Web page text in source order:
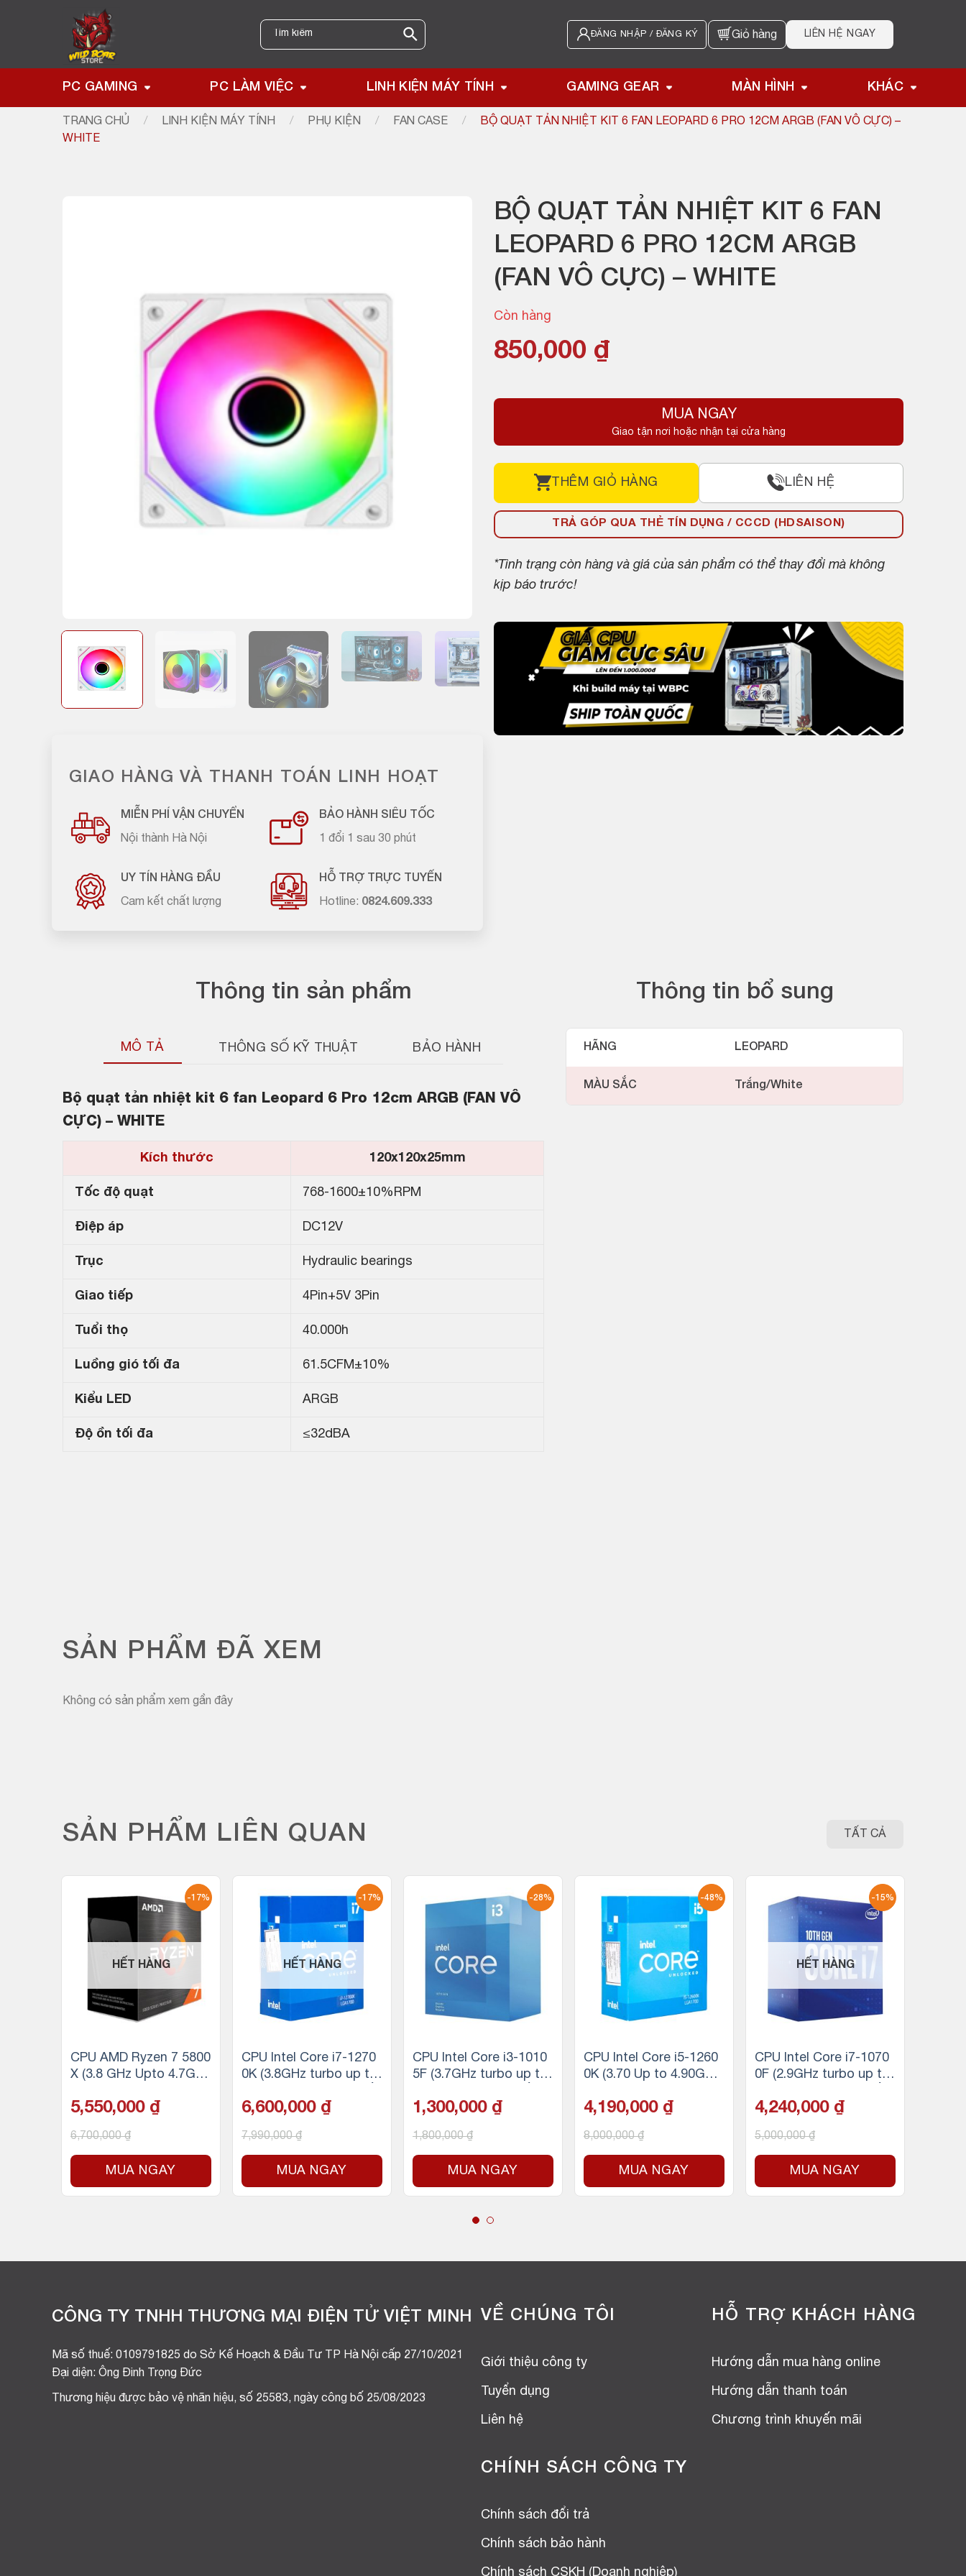
Tìm
kiếm:
ĐĂNG NHẬP / ĐĂNG KÝ Giỏ hàng LIÊN HỆ NGAY
PC GAMING PC LÀM VIỆC LINH KIỆN MÁY TÍNH GAMING GEAR MÀN HÌNH KHÁC
TRANG CHỦ / LINH KIỆN MÁY TÍNH / PHỤ KIỆN / FAN CASE /
BỘ QUẠT TẢN NHIỆT KIT 6 FAN LEOPARD 6 PRO 12CM ARGB (FAN VÔ CỰC) –
WHITE
GIAO HÀNG VÀ THANH TOÁN LINH HOẠT
MIỄN PHÍ VẬN CHUYỂN
Nội thành Hà Nội
BẢO HÀNH SIÊU TỐC
1 đổi 1 sau 30 phút
UY TÍN HÀNG ĐẦU
Cam kết chất lượng
HỖ TRỢ TRỰC TUYẾN
Hotline: 0824.609.333
BỘ QUẠT TẢN NHIỆT KIT 6 FAN
LEOPARD 6 PRO 12CM ARGB
(FAN VÔ CỰC) – WHITE
Còn hàng
850,000 ₫
MUA NGAY
Giao tận nơi hoặc nhận tại cửa hàng
THÊM GIỎ HÀNG LIÊN HỆ
TRẢ GÓP QUA THẺ TÍN DỤNG / CCCD (HDSAISON)
*Tình trạng còn hàng và giá của sản phẩm có thể thay đổi mà không
kịp báo trước!
Thông tin sản phẩm
MÔ TẢ THÔNG SỐ KỸ THUẬT BẢO HÀNH
Bộ quạt tản nhiệt kit 6 fan Leopard 6 Pro 12cm ARGB (FAN VÔ
CỰC) – WHITE
Kích thước 120x120x25mm
Tốc độ quạt 768-1600±10%RPM
Điệp áp DC12V
Trục Hydraulic bearings
Giao tiếp 4Pin+5V 3Pin
Tuổi thọ 40.000h
Luồng gió tối đa 61.5CFM±10%
Kiểu LED ARGB
Độ ồn tối đa ≤32dBA
Thông tin bổ sung
HÃNG LEOPARD
MÀU SẮC Trắng/White
SẢN PHẨM ĐÃ XEM
Không có sản phẩm xem gần đây
SẢN PHẨM LIÊN QUAN TẤT CẢ
-17%
HẾT HÀNG
CPU AMD Ryzen 7 5800
X (3.8 GHz Upto 4.7GHz
reads / 105W / Socket
5,550,000 ₫
6,700,000₫
MUA NGAY
-17%
HẾT HÀNG
CPU Intel Core i7-1270
0K (3.8GHz turbo up to
g, 25MB Cache, 125W)
0/Alder Lake)
6,600,000 ₫
7,990,000₫
MUA NGAY
-28%
CPU Intel Core i3-1010
5F (3.7GHz turbo up to
6MB Cache, 65W)
1,300,000 ₫
1,800,000₫
MUA NGAY
-48%
CPU Intel Core i5-1260
0K (3.70 Up to 4.90GHz
et 1700 | Alder Lake | U
W)
4,190,000 ₫
8,000,000₫
MUA NGAY
-15%
HẾT HÀNG
CPU Intel Core i7-1070
0F (2.9GHz turbo up to
g, 16MB Cache, 65W) –
4,240,000 ₫
5,000,000₫
MUA NGAY
CÔNG TY TNHH THƯƠNG MẠI ĐIỆN TỬ VIỆT MINH
Mã số thuế: 0109791825 do Sở Kế Hoạch & Đầu Tư TP Hà Nội cấp 27/10/2021
Đại diện: Ông Đinh Trọng Đức
Thương hiệu được bảo vệ nhãn hiệu, số 25583, ngày công bố 25/08/2023
VỀ CHÚNG TÔI
Giới thiệu công ty
Tuyển dụng
Liên hệ
HỖ TRỢ KHÁCH HÀNG
Hướng dẫn mua hàng online
Hướng dẫn thanh toán
Chương trình khuyến mãi
CHÍNH SÁCH CÔNG TY
Chính sách đổi trả
Chính sách bảo hành
Chính sách CSKH (Doanh nghiệp)